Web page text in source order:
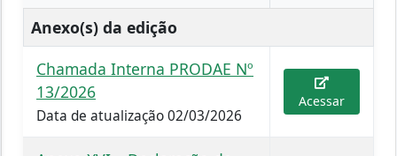
Anexo(s) da edição
Chamada Interna PRODAE Nº
13/2026
Data de atualização 02/03/2026
Acessar